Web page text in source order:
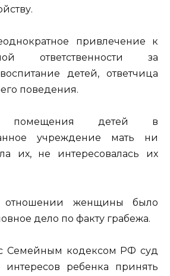
привлечение к
ответственности за
детей, ответчица
поведения.
детей в
учреждение мать ни
их, не интересовалась их
отношении женщины было
дело по факту грабежа.
с Семейным кодексом РФ суд
ребенка принять